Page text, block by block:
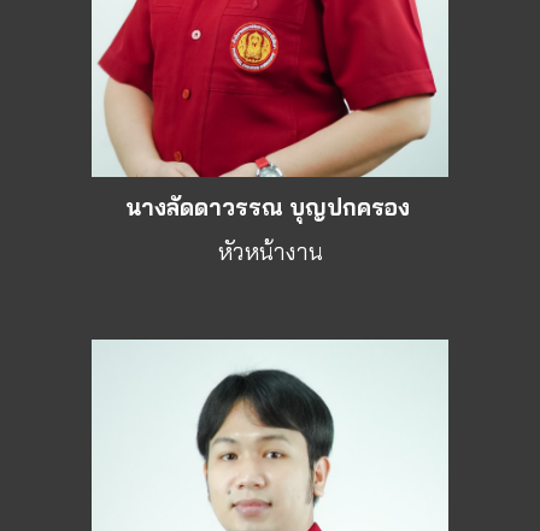
นางลัดดาวรรณ บุญปกครอง
หัวหน้างาน